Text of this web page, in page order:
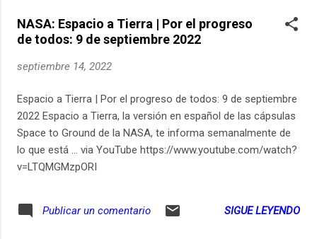
artículo de Credencial Historia
→https://ift.tt/KXJgdDr Mompox en su
solo hace basura consumidor como roedor siempre solo y
al telefono
NASA: Espacio a Tierra | Por el progreso
de todos: 9 de septiembre 2022
septiembre 14, 2022
Espacio a Tierra | Por el progreso de todos: 9 de septiembre
2022 Espacio a Tierra, la versión en español de las cápsulas
Space to Ground de la NASA, te informa semanalmente de
lo que está ... via YouTube https://www.youtube.com/watch?
v=LTQMGMzpORI
Publicar un comentario SIGUE LEYENDO